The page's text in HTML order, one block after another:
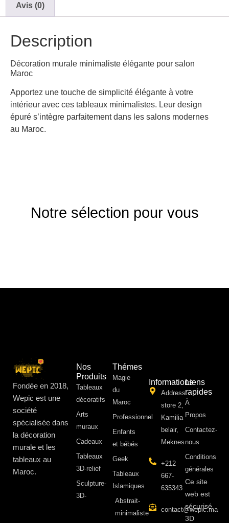
Avis (0)
Description
Décoration murale minimaliste élégante pour salon
Maroc
Apportez une touche de simplicité élégante à votre
intérieur avec ces tableaux minimalistes. Leur design
épuré s’intègre parfaitement dans les salons modernes
au Maroc.
Notre sélection pour vous
Fondée en 2018,
Wepic est une
société
spécialisée dans
la décoration
murale et les
tableaux au
Maroc.
Nos
Produits
Tableaux
décoratifs
Arts
muraux
Cadeaux
Tableaux
3D-relief
Sculpture-
3D-
Thémes
Magie
du
Maroc
Professionnel
Enfants
et bébés
Geek
Tableaux
Islamiques
Abstrait-
minimaliste
Informations
Address:
store 2,
Kamilia
belair,
Meknes
+212
667-
635343
contact@wepic.ma
Liens
rapides
À
Propos ​
Contactez-
nous
Conditions
générales
Ce site
web est
sécurisé
3D